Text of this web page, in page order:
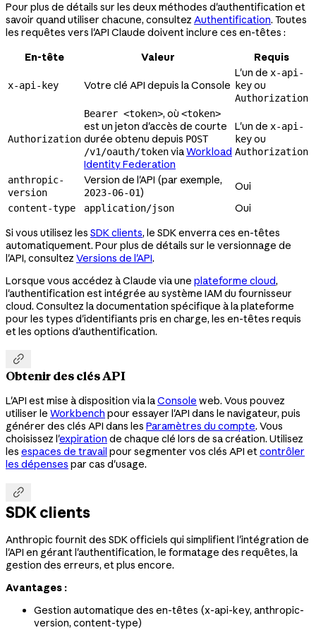
Pour plus de détails sur les deux méthodes d'authentification et
savoir quand utiliser chacune, consultez Authentification. Toutes
les requêtes vers l'API Claude doivent inclure ces en-têtes :
En-tête
Valeur Requis
x-api-key Votre clé API depuis la Console
L'un de x-api-
keyou
Authorization
Authorization
Bearer <token>, où <token>
est un jeton d'accès de courte
durée obtenu depuis POST
/v1/oauth/tokenviaWorkload
Identity Federation
L'un de x-api-
keyou
Authorization
anthropic-
version
Version de l'API (par exemple,
2023-06-01) Oui
content-type application/json
Oui
Si vous utilisez les SDK clients, le SDK enverra ces en-têtes
automatiquement. Pour plus de détails sur le versionnage de
l'API, consultez Versions de l'API.
Lorsque vous accédez à Claude via une plateforme cloud,
l'authentification est intégrée au système IAM du fournisseur
cloud. Consultez la documentation spécifique à la plateforme
pour les types d'identifiants pris en charge, les en-têtes requis
et les options d'authentification.

Obtenir des clés API
L'API est mise à disposition via laConsole web. Vous pouvez
utiliser le Workbench pour essayer l'API dans le navigateur, puis
générer des clés API dans les Paramètres du compte. Vous
choisissez l'expiration de chaque clé lors de sa création. Utilisez
les espaces de travail pour segmenter vos clés API etcontrôler
les dépenses par cas d'usage.

SDK clients
Anthropic fournit des SDK officiels qui simplifient l'intégration de
l'API en gérant l'authentification, le formatage des requêtes, la
gestion des erreurs, et plus encore.
Avantages :
Gestion automatique des en-têtes (x-api-key, anthropic-
version, content-type)